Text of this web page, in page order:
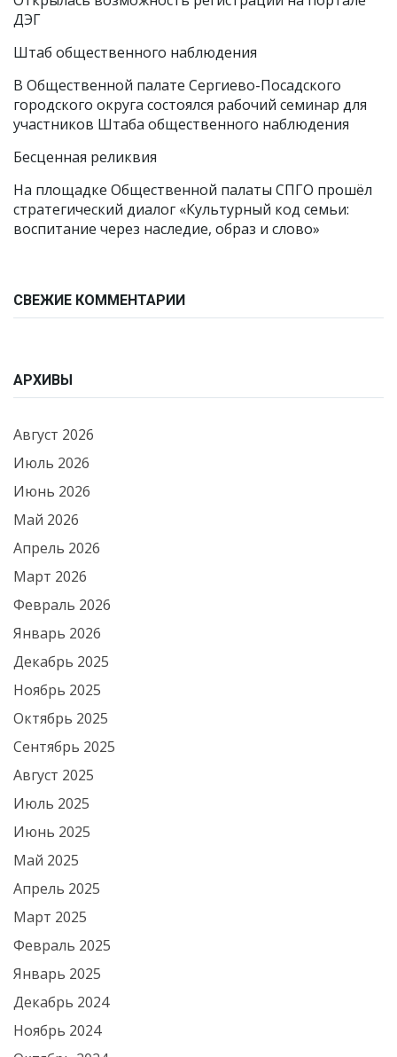
ДЭГ
Штаб общественного наблюдения
В Общественной палате Сергиево-Посадского
городского округа состоялся рабочий семинар для
участников Штаба общественного наблюдения
Бесценная реликвия
На площадке Общественной палаты СПГО прошёл
стратегический диалог «Культурный код семьи:
воспитание через наследие, образ и слово»
СВЕЖИЕ КОММЕНТАРИИ
АРХИВЫ
Август 2026
Июль 2026
Июнь 2026
Май 2026
Апрель 2026
Март 2026
Февраль 2026
Январь 2026
Декабрь 2025
Ноябрь 2025
Октябрь 2025
Сентябрь 2025
Август 2025
Июль 2025
Июнь 2025
Май 2025
Апрель 2025
Март 2025
Февраль 2025
Январь 2025
Декабрь 2024
Ноябрь 2024